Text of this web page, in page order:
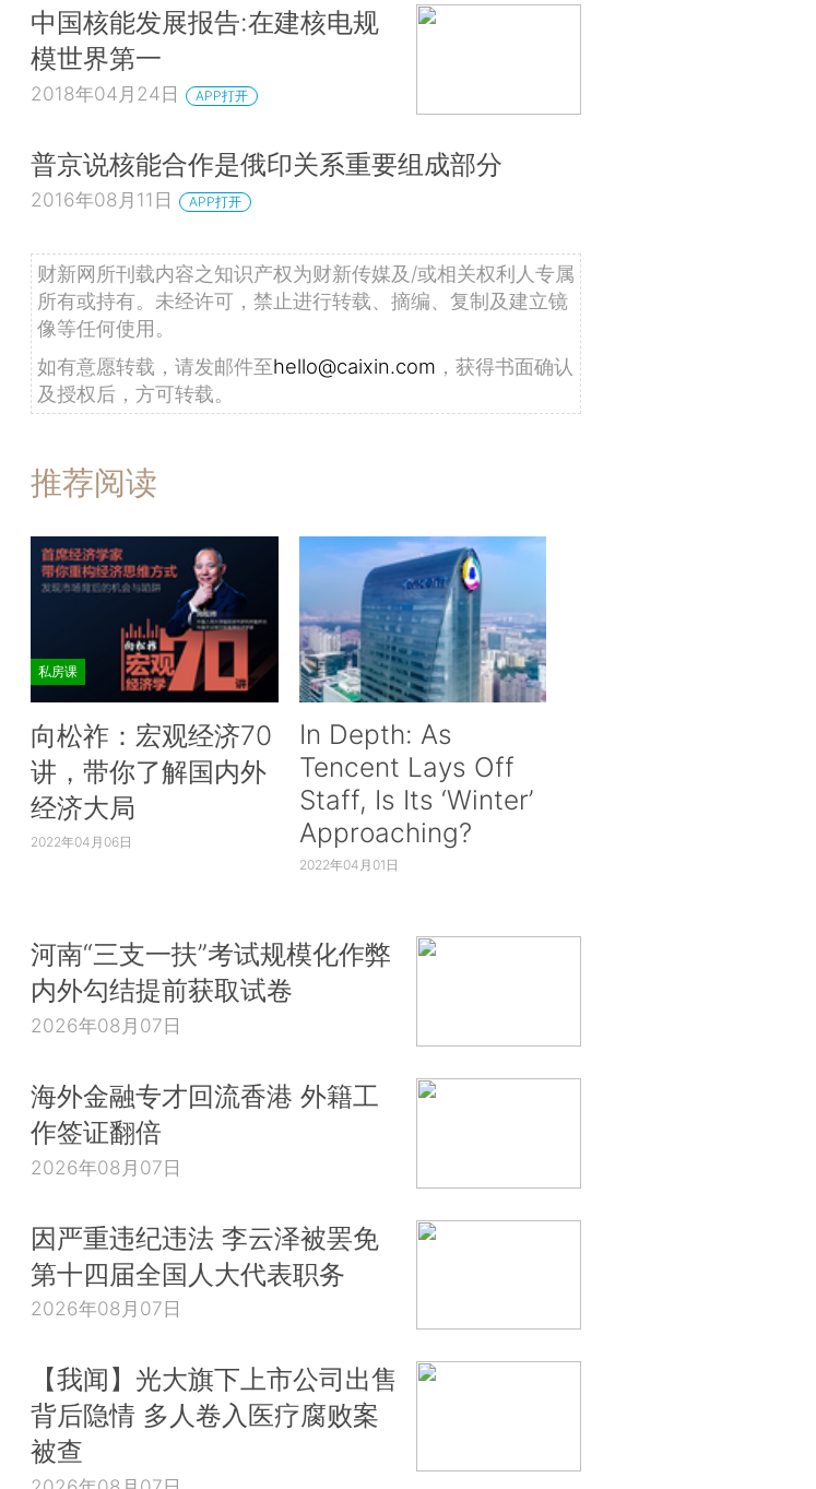
中国核能发展报告:在建核电规
模世界第一
2018年04月24日 APP打开
普京说核能合作是俄印关系重要组成部分
2016年08月11日 APP打开
财新网所刊载内容之知识产权为财新传媒及/或相关权利人专属
所有或持有。未经许可，禁止进行转载、摘编、复制及建立镜
像等任何使用。
如有意愿转载，请发邮件至hello@caixin.com ，获得书面确认
及授权后，方可转载。
推荐阅读
私房课
向松祚：宏观经济70
讲，带你了解国内外
经济大局
2022年04月06日
In Depth: As
Tencent Lays Off
Staff, Is Its ‘Winter’
Approaching?
2022年04月01日
河南“三支一扶”考试规模化作弊
内外勾结提前获取试卷
2026年08月07日
海外金融专才回流香港 外籍工
作签证翻倍
2026年08月07日
因严重违纪违法 李云泽被罢免
第十四届全国人大代表职务
2026年08月07日
【我闻】光大旗下上市公司出售
背后隐情 多人卷入医疗腐败案
被查